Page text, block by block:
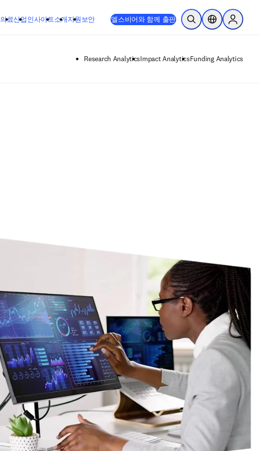
의료산업인사이트소개지원 보안 엘스비어와 함께 출판 검색 열기위치 선택기Sign in to
Research AnalyticsImpact AnalyticsFunding Analytics